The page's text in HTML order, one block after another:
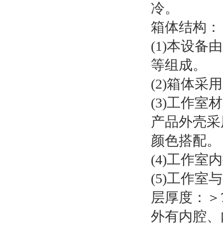
冷。
箱体结构：
(1)本设备
等组成。
(2)箱体采
(3)工作室
产品外壳
颜色搭配。
(4)工作室
(5)工作室
层厚度：
外有内腔